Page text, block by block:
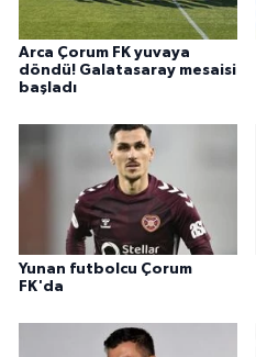
Arca Çorum FK yuvaya
döndü! Galatasaray mesaisi
başladı
Yunan futbolcu Çorum
FK'da